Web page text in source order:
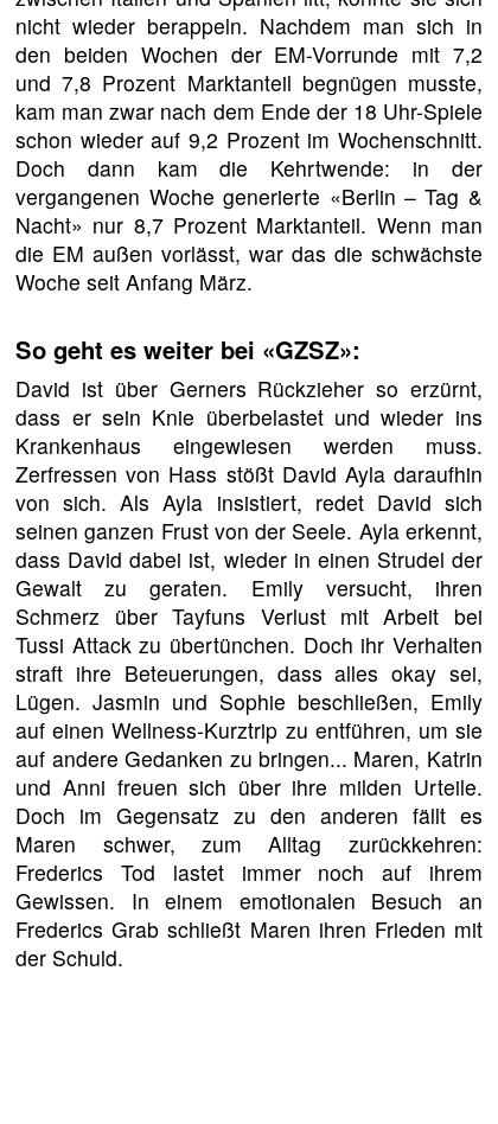
nicht wieder berappeln. Nachdem man sich in
den beiden Wochen der EM-Vorrunde mit 7,2
und 7,8 Prozent Marktanteil begnügen musste,
kam man zwar nach dem Ende der 18 Uhr-Spiele
schon wieder auf 9,2 Prozent im Wochenschnitt.
Doch dann kam die Kehrtwende: in der
vergangenen Woche generierte «Berlin – Tag &
Nacht» nur 8,7 Prozent Marktanteil. Wenn man
die EM außen vorlässt, war das die schwächste
Woche seit Anfang März.
So geht es weiter bei «GZSZ»:
David ist über Gerners Rückzieher so erzürnt,
dass er sein Knie überbelastet und wieder ins
Krankenhaus eingewiesen werden muss.
Zerfressen von Hass stößt David Ayla daraufhin
von sich. Als Ayla insistiert, redet David sich
seinen ganzen Frust von der Seele. Ayla erkennt,
dass David dabei ist, wieder in einen Strudel der
Gewalt zu geraten. Emily versucht, ihren
Schmerz über Tayfuns Verlust mit Arbeit bei
Tussi Attack zu übertünchen. Doch ihr Verhalten
straft ihre Beteuerungen, dass alles okay sei,
Lügen. Jasmin und Sophie beschließen, Emily
auf einen Wellness-Kurztrip zu entführen, um sie
auf andere Gedanken zu bringen... Maren, Katrin
und Anni freuen sich über ihre milden Urteile.
Doch im Gegensatz zu den anderen fällt es
Maren schwer, zum Alltag zurückkehren:
Frederics Tod lastet immer noch auf ihrem
Gewissen. In einem emotionalen Besuch an
Frederics Grab schließt Maren ihren Frieden mit
der Schuld.